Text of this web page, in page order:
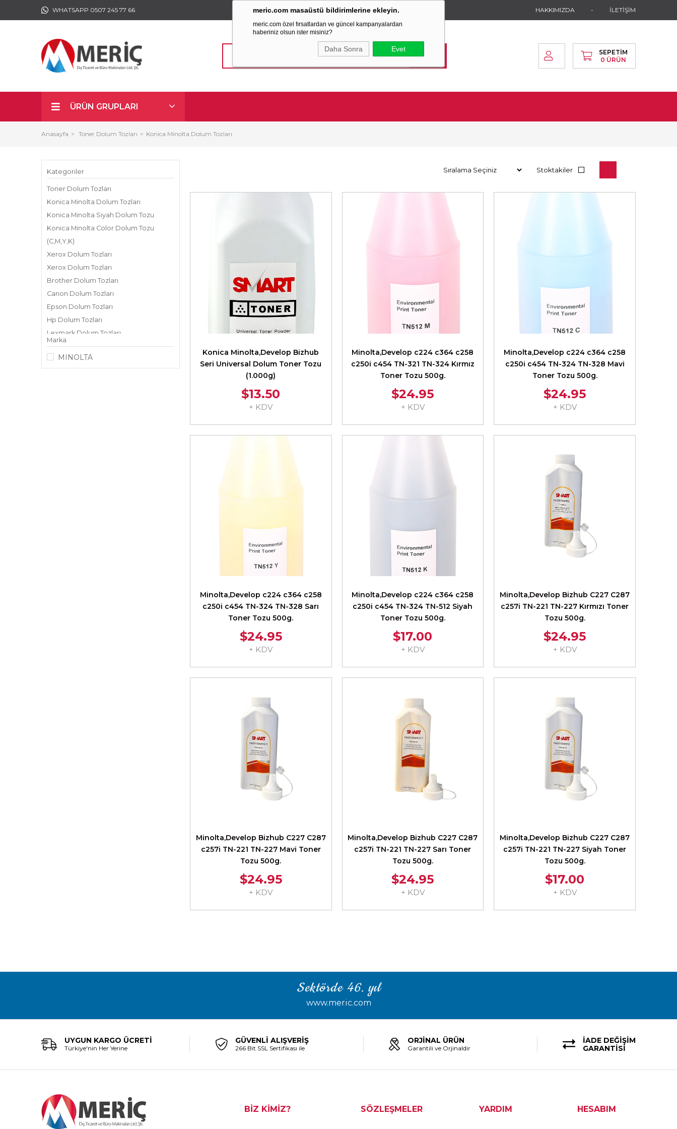
meric.com masaüstü bildirimlerine ekleyin.
meric.com özel fırsatlardan ve güncel kampanyalardan
haberiniz olsun ister misiniz?
Daha Sonra Evet
WHATSAPP 0507 245 77 66 TÜM ALIŞVERİŞLERİNİZDESABİT KARGO ÜCRETİ HAKKIMIZDA İLETİŞİM
SEPETIM
0 ÜRÜN
ÜRÜN GRUPLARI
Anasayfa Toner Dolum Tozları Konica Minolta Dolum Tozları
Kategoriler
Toner Dolum Tozları
Konica Minolta Dolum Tozları
Konica Minolta Siyah Dolum Tozu
Konica Minolta Color Dolum Tozu
(C,M,Y,K)
Xerox Dolum Tozları
Xerox Dolum Tozları
Brother Dolum Tozları
Canon Dolum Tozları
Epson Dolum Tozları
Hp Dolum Tozları
Lexmark Dolum Tozları
Kyocera Mita Dolum Tozları
Muratec Dolum Tozları
Marka
MINOLTA
Stoktakiler
Konica Minolta,Develop Bizhub
Seri Universal Dolum Toner Tozu
(1.000g)
$13.50
+ KDV
Minolta,Develop c224 c364 c258
c250i c454 TN-321 TN-324 Kırmız
Toner Tozu 500g.
$24.95
+ KDV
Minolta,Develop c224 c364 c258
c250i c454 TN-324 TN-328 Mavi
Toner Tozu 500g.
$24.95
+ KDV
Minolta,Develop c224 c364 c258
c250i c454 TN-324 TN-328 Sarı
Toner Tozu 500g.
$24.95
+ KDV
Minolta,Develop c224 c364 c258
c250i c454 TN-324 TN-512 Siyah
Toner Tozu 500g.
$17.00
+ KDV
Minolta,Develop Bizhub C227 C287
c257i TN-221 TN-227 Kırmızı Toner
Tozu 500g.
$24.95
+ KDV
Minolta,Develop Bizhub C227 C287
c257i TN-221 TN-227 Mavi Toner
Tozu 500g.
$24.95
+ KDV
Minolta,Develop Bizhub C227 C287
c257i TN-221 TN-227 Sarı Toner
Tozu 500g.
$24.95
+ KDV
Minolta,Develop Bizhub C227 C287
c257i TN-221 TN-227 Siyah Toner
Tozu 500g.
$17.00
+ KDV
Sektörde 46. yıl
www.meric.com
UYGUN KARGO ÜCRETİ
Türkiye'nin Her Yerine
GÜVENLİ ALIŞVERİŞ
266 Bit SSL Sertifikası ile
ORJİNAL ÜRÜN
Garantili ve Orjinaldir
İADE DEĞİŞİM
GARANTİSİ
BİZ KİMİZ? SÖZLEŞMELER YARDIM HESABIM